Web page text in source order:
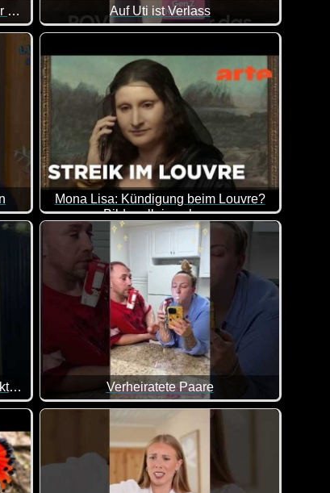
trinken zurücklehnen und dir eine halbe Stunde lang
Tipps für den Sommerurlaub mit der Familie
Auf Uti ist Verlass
Wenn du dir das Büro mit Gen Z teilst. Ja, da
Mona Lisa: Kündigung beim Louvre?
Bilder allein zuhaus
Leonardo da Vincis weltberühmte Mona Lisa
Jahrelange Ausbildung, Eine Perfekte Landung
stehen. Ganz große Klasse, was hier geleistet wird.
Verheiratete Paare